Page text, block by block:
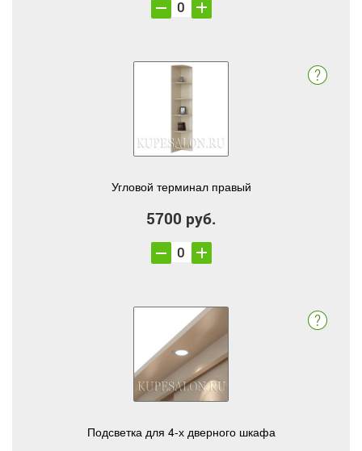
Угловой терминал правый
5700 руб.
Подсветка для 4-х дверного шкафа